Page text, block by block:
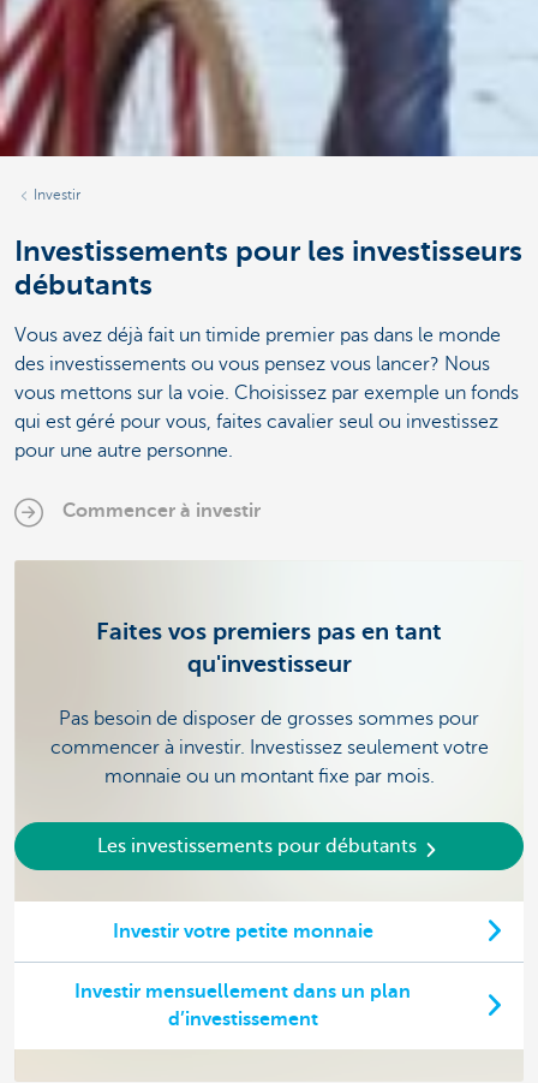
Investir
Investissements pour les investisseurs
débutants
Vous avez déjà fait un timide premier pas dans le monde
des investissements ou vous pensez vous lancer? Nous
vous mettons sur la voie. Choisissez par exemple un fonds
qui est géré pour vous, faites cavalier seul ou investissez
pour une autre personne.
Commencer à investir
Faites vos premiers pas en tant
qu'investisseur
Pas besoin de disposer de grosses sommes pour
commencer à investir. Investissez seulement votre
monnaie ou un montant fixe par mois.
Les investissements pour débutants
Investir votre petite monnaie
Investir mensuellement dans un plan
d’investissement